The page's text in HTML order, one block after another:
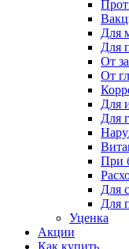
Для
Для
От
От
Для
Для
При
Для
Для
Уценка
Акции
Как купить